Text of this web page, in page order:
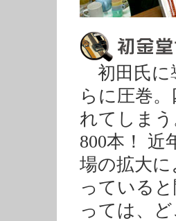
初田氏に
らに圧巻
れてしま
800本！ 近
場の拡大
っている
っては、